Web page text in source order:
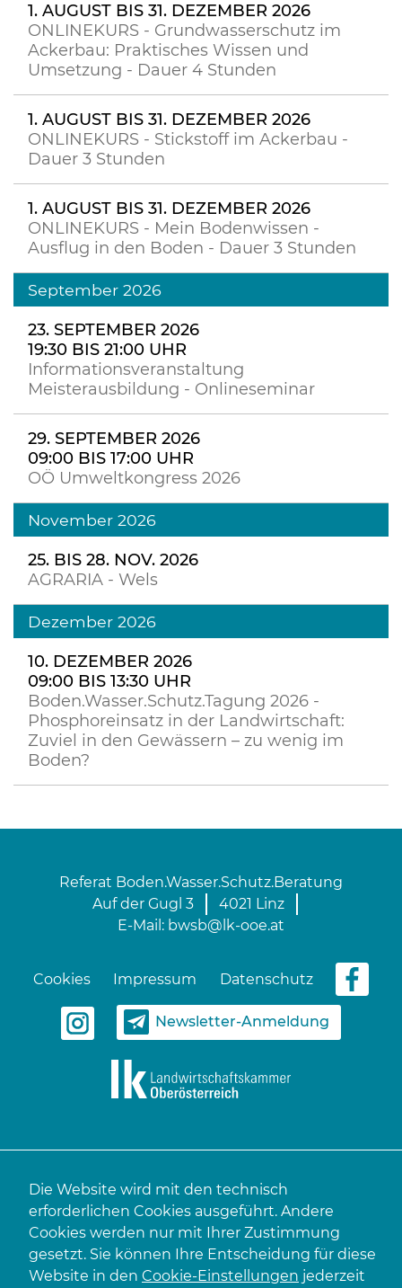
1. AUGUST BIS 31. DEZEMBER 2026
ONLINEKURS - Grundwasserschutz im
Ackerbau: Praktisches Wissen und
Umsetzung - Dauer 4 Stunden
1. AUGUST BIS 31. DEZEMBER 2026
ONLINEKURS - Stickstoff im Ackerbau -
Dauer 3 Stunden
1. AUGUST BIS 31. DEZEMBER 2026
ONLINEKURS - Mein Bodenwissen -
Ausflug in den Boden - Dauer 3 Stunden
September 2026
23. SEPTEMBER 2026
19:30 BIS 21:00 UHR
Informationsveranstaltung
Meisterausbildung - Onlineseminar
29. SEPTEMBER 2026
09:00 BIS 17:00 UHR
OÖ Umweltkongress 2026
November 2026
25. BIS 28. NOV. 2026
AGRARIA - Wels
Dezember 2026
10. DEZEMBER 2026
09:00 BIS 13:30 UHR
Boden.Wasser.Schutz.Tagung 2026 -
Phosphoreinsatz in der Landwirtschaft:
Zuviel in den Gewässern – zu wenig im
Boden?
Referat Boden.Wasser.Schutz.Beratung
Auf der Gugl 3
4021 Linz
E-Mail: bwsb@lk-ooe.at
Cookies Impressum Datenschutz
Newsletter-Anmeldung
Die Website wird mit den technisch
erforderlichen Cookies ausgeführt. Andere
Cookies werden nur mit Ihrer Zustimmung
gesetzt. Sie können Ihre Entscheidung für diese
Website in den Cookie-Einstellungen jederzeit